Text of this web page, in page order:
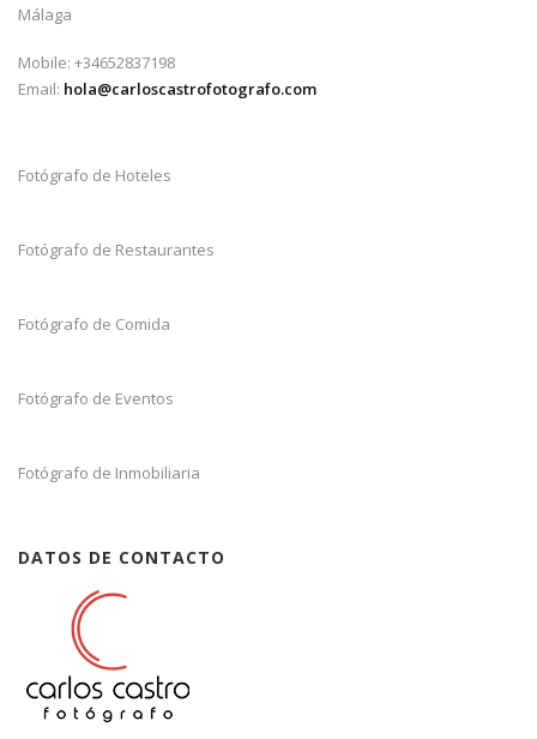
Málaga
Mobile: +34652837198
Email: hola@carloscastrofotografo.com
Fotógrafo de Hoteles
Fotógrafo de Restaurantes
Fotógrafo de Comida
Fotógrafo de Eventos
Fotógrafo de Inmobiliaria
DATOS DE CONTACTO